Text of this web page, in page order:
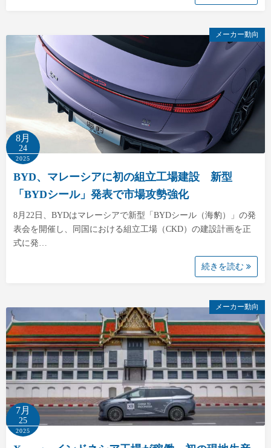
メーカー動向
8月
24
2025
BYD、マレーシアに初の組立工場建設 新型
「BYDシール」発表で市場攻勢強化
8月22日、BYDはマレーシアで新型「BYDシール（海豹）」の発
表会を開催し、同国における組立工場（CKD）の建設計画を正
式に発…
続きを読む
メーカー動向
7月
25
2025